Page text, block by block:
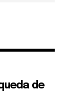
de